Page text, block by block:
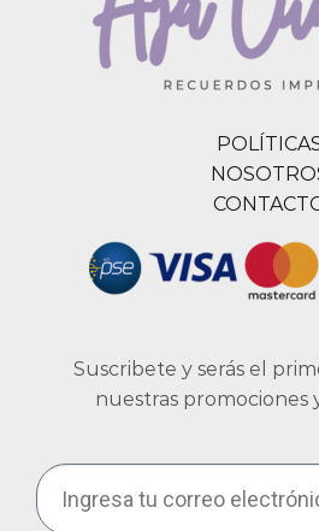
Suscribete y serás el
nuestras promociones